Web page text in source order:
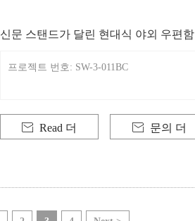
신문 스탠드가 달린 현대식 야외 우편함
프로젝트 번호: SW-3-011BC
 Read 더  문의 더